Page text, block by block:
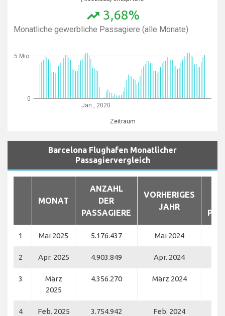
trending_up 3,68%
Monatliche gewerbliche Passagiere (alle Monate)
Jan., 2020
Zeitraum
0
5 Mio.
Barcelona Flughafen Monatlicher
Passagiervergleich
MONAT
ANZAHL
DER
PASSAGIERE
VORHERIGES
JAHR
1 Mai 2025 5.176.437 Mai 2024
2 Apr. 2025 4.903.849 Apr. 2024
3
März
2025
4.356.270 März 2024
4 Feb. 2025 3.754.942 Feb. 2024